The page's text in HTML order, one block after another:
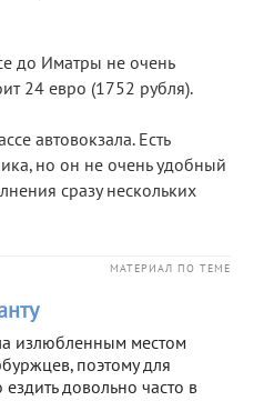
до Иматры не очень
24 евро (1752 рубля).
автовокзала. Есть
но он не очень удобный
сразу нескольких
МАТЕРИАЛ ПО ТЕМЕ
излюбленным местом
поэтому для
довольно часто в